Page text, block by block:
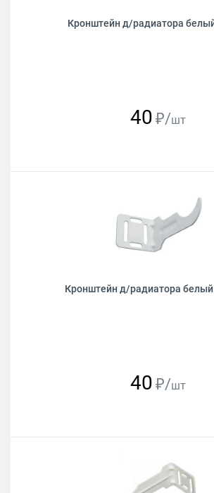
Кронштейн д/радиатора
40 ₽/шт
Кронштейн д/радиатора
40 ₽/шт